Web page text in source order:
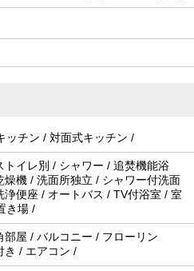
ッチン / 対面式キッチン /
トイレ別 / シャワー / 追焚機能浴
燥機 / 洗面所独立 / シャワー付洗面
浄便座 / オートバス / TV付浴室 / 室
き場 /
部屋 / バルコニー / フローリン
き / エアコン /